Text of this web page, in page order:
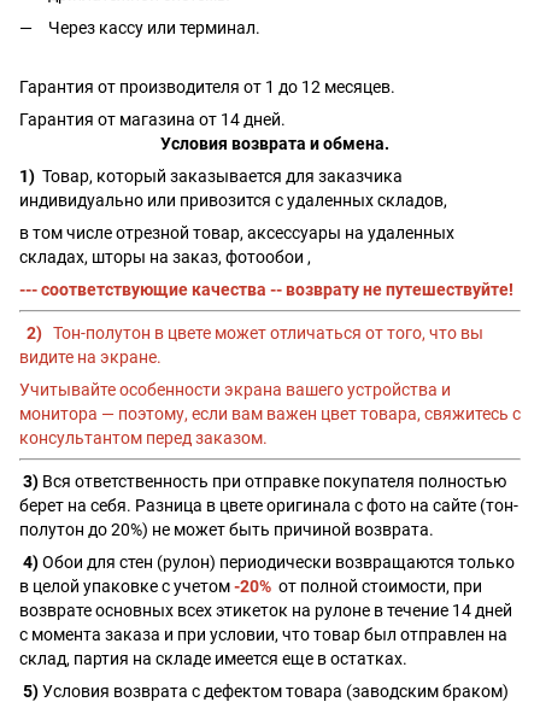
Через кассу или терминал.
Гарантия от производителя от 1 до 12 месяцев.
Гарантия от магазина от 14 дней.
Условия возврата и обмена.
1) Товар, который заказывается для заказчика
индивидуально или привозится с удаленных складов,
в том числе отрезной товар, аксессуары на удаленных
складах, шторы на заказ, фотообои ,
--- соответствующие качества -- возврату не путешествуйте!
2) Тон-полутон в цвете может отличаться от того, что вы
видите на экране.
Учитывайте особенности экрана вашего устройства и
монитора — поэтому, если вам важен цвет товара, свяжитесь с
консультантом перед заказом.
3) Вся ответственность при отправке покупателя полностью
берет на себя. Разница в цвете оригинала с фото на сайте (тон-
полутон до 20%) не может быть причиной возврата.
4)Обои для стен (рулон) периодически возвращаются только
в целой упаковке с учетом-20% от полной стоимости, при
возврате основных всех этикеток на рулоне в течение 14 дней
с момента заказа и при условии, что товар был отправлен на
склад, партия на складе имеется еще в остатках.
5)Условия возврата с дефектом товара (заводским браком)